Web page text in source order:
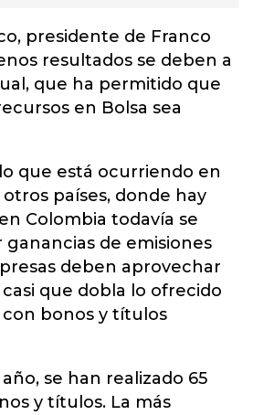
presidente de Franco
resultados se deben a
que ha permitido que
en Bolsa sea
que está ocurriendo en
otros países, donde hay
Colombia todavía se
de emisiones
deben aprovechar
que dobla lo ofrecido
con bonos y títulos
se han realizado 65
y títulos. La más